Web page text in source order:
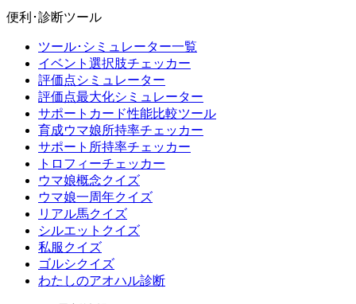
便利･診断ツール
ツール･シミュレーター一覧
イベント選択肢チェッカー
評価点シミュレーター
評価点最大化シミュレーター
サポートカード性能比較ツール
育成ウマ娘所持率チェッカー
サポート所持率チェッカー
トロフィーチェッカー
ウマ娘概念クイズ
ウマ娘一周年クイズ
リアル馬クイズ
シルエットクイズ
私服クイズ
ゴルシクイズ
わたしのアオハル診断